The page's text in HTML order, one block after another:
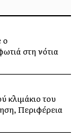
ο
στη νότια
κλιμάκιο του
Περιφέρεια